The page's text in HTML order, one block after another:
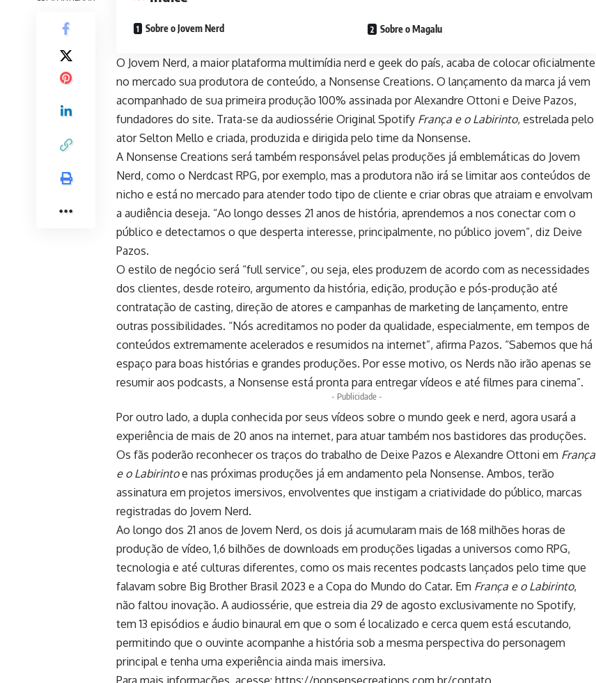
Sobre o Jovem Nerd Sobre o Magalu
O Jovem Nerd, a maior plataforma multimídia nerd e geek do país, acaba de colocar oficialmente
no mercado sua produtora de conteúdo, a Nonsense Creations. O lançamento da marca já vem
acompanhado de sua primeira produção 100% assinada por Alexandre Ottoni e Deive Pazos,
fundadores do site. Trata-se da audiossérie Original Spotify França e o Labirinto, estrelada pelo
ator Selton Mello e criada, produzida e dirigida pelo time da Nonsense.
A Nonsense Creations será também responsável pelas produções já emblemáticas do Jovem
Nerd, como o Nerdcast RPG, por exemplo, mas a produtora não irá se limitar aos conteúdos de
nicho e está no mercado para atender todo tipo de cliente e criar obras que atraiam e envolvam
a audiência deseja. “Ao longo desses 21 anos de história, aprendemos a nos conectar com o
público e detectamos o que desperta interesse, principalmente, no público jovem”, diz Deive
Pazos.
O estilo de negócio será “full service”, ou seja, eles produzem de acordo com as necessidades
dos clientes, desde roteiro, argumento da história, edição, produção e pós-produção até
contratação de casting, direção de atores e campanhas de marketing de lançamento, entre
outras possibilidades. “Nós acreditamos no poder da qualidade, especialmente, em tempos de
conteúdos extremamente acelerados e resumidos na internet”, afirma Pazos. “Sabemos que há
espaço para boas histórias e grandes produções. Por esse motivo, os Nerds não irão apenas se
resumir aos podcasts, a Nonsense está pronta para entregar vídeos e até filmes para cinema”.
- Publicidade -
Por outro lado, a dupla conhecida por seus vídeos sobre o mundo geek e nerd, agora usará a
experiência de mais de 20 anos na internet, para atuar também nos bastidores das produções.
Os fãs poderão reconhecer os traços do trabalho de Deixe Pazos e Alexandre Ottoni em França
e o Labirintoe nas próximas produções já em andamento pela Nonsense. Ambos, terão
assinatura em projetos imersivos, envolventes que instigam a criatividade do público, marcas
registradas do Jovem Nerd.
Ao longo dos 21 anos de Jovem Nerd, os dois já acumularam mais de 168 milhões horas de
produção de vídeo, 1,6 bilhões de downloads em produções ligadas a universos como RPG,
tecnologia e até culturas diferentes, como os mais recentes podcasts lançados pelo time que
falavam sobre Big Brother Brasil 2023 e a Copa do Mundo do Catar. Em França e o Labirinto,
não faltou inovação. A audiossérie, que estreia dia 29 de agosto exclusivamente no Spotify,
tem 13 episódios e áudio binaural em que o som é localizado e cerca quem está escutando,
permitindo que o ouvinte acompanhe a história sob a mesma perspectiva do personagem
principal e tenha uma experiência ainda mais imersiva.